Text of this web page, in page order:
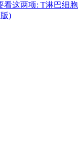
看这两项: T淋巴细胞
)